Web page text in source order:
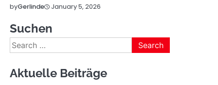
byGerlinde January 5, 2026
Suchen
Search
for:
Aktuelle Beiträge